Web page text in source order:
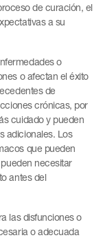
de curación, el
a su
o
o afectan el éxito
de
crónicas, por
cuidado y pueden
adicionales. Los
que pueden
necesitar
antes del
las disfunciones o
o adecuada